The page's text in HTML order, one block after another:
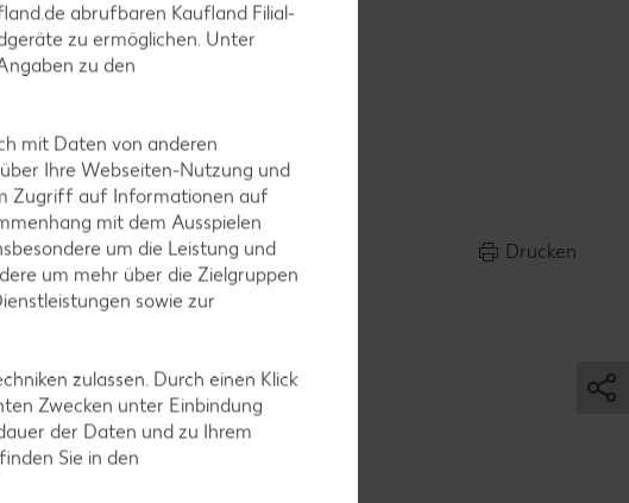
belegen
servieren.
Drucken
abrufbaren Kaufland Filial-
zu ermöglichen. Unter
zu den
mit Daten von anderen
Ihre Webseiten-Nutzung und
Zugriff auf Informationen auf
mit dem Ausspielen
um die Leistung und
um mehr über die Zielgruppen
sowie zur
zulassen. Durch einen Klick
Zwecken unter Einbindung
der Daten und zu Ihrem
Sie in den